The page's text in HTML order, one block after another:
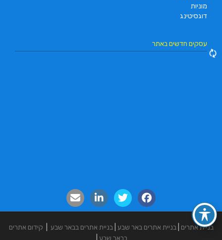
מוניות
דוגסיטינג
עסקים חדשים באתר
בניית אתרים |בניית אתרים באר שבע |בניית אתרים בבאר שבע
קידום אתרים